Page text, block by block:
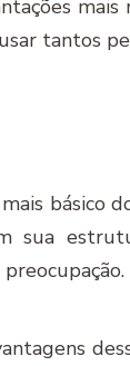
mais
tantos
básico
sua